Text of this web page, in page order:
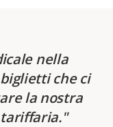
nella
che ci
la nostra